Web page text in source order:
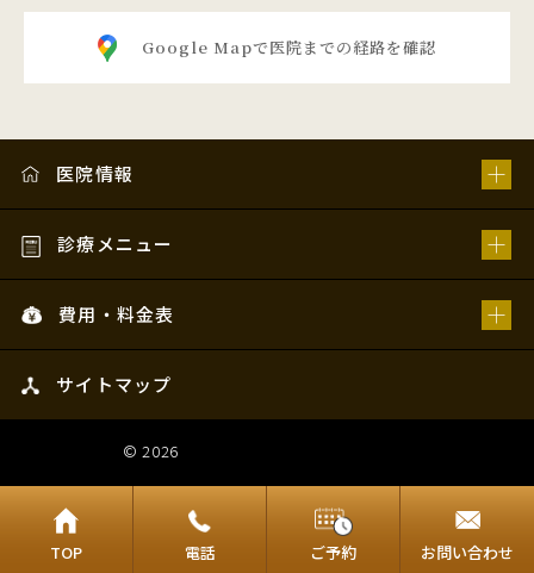
Google Mapで医院までの経路を確認
医院情報
診療メニュー
費用・料金表
サイトマップ
© 2026
TOP 電話 ご予約 お問い合わせ